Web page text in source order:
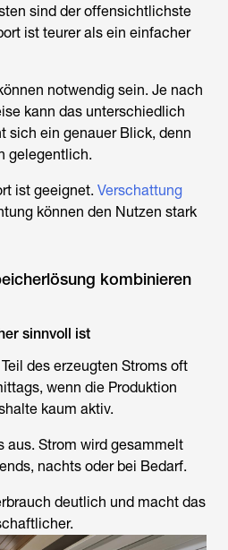
sind der offensichtlichste
ist teurer als ein einfacher
notwendig sein. Je nach
kann das unterschiedlich
sich ein genauer Blick, denn
gelegentlich.
ist geeignet. Verschattung
können den Nutzen stark
kombinieren
sinnvoll ist
des erzeugten Stroms oft
wenn die Produktion
kaum aktiv.
aus. Strom wird gesammelt
nachts oder bei Bedarf.
deutlich und macht das